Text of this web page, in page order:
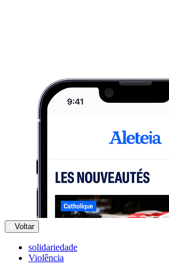
Voltar
solidariedade
Violência